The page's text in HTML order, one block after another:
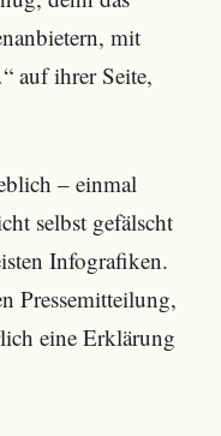
mit
auf ihrer Seite,
– einmal
selbst gefälscht
Infografiken.
Pressemitteilung,
eine Erklärung